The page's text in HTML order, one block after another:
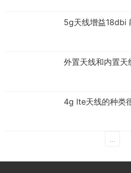
5g天线增益18dbi
外置天线和内置天
4g lte天线的种类